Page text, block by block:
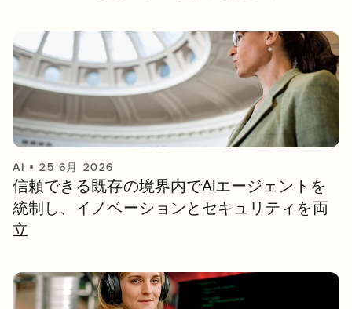
AI •25 6月 2026
信頼できる既存の境界内でAIエージェントを
統制し、イノベーションとセキュリティを両
立